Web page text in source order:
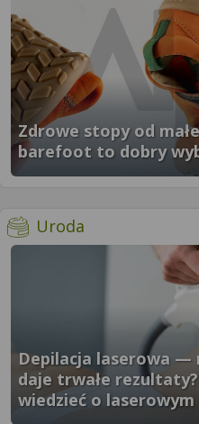
Zdrowe stopy od
barefoot to dobry
Uroda
Depilacja laserowa —
daje trwałe
wiedzieć o